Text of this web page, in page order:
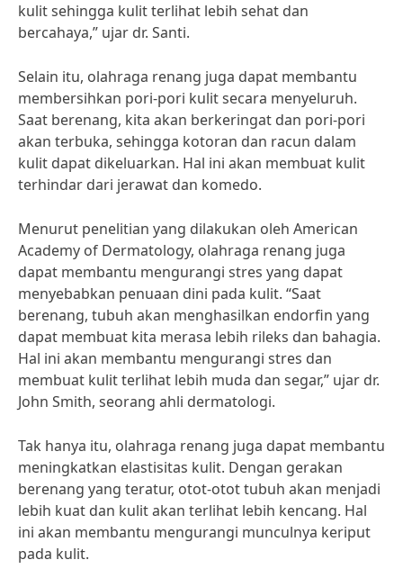
kulit sehingga kulit terlihat lebih sehat dan
bercahaya,” ujar dr. Santi.
Selain itu, olahraga renang juga dapat membantu
membersihkan pori-pori kulit secara menyeluruh.
Saat berenang, kita akan berkeringat dan pori-pori
akan terbuka, sehingga kotoran dan racun dalam
kulit dapat dikeluarkan. Hal ini akan membuat kulit
terhindar dari jerawat dan komedo.
Menurut penelitian yang dilakukan oleh American
Academy of Dermatology, olahraga renang juga
dapat membantu mengurangi stres yang dapat
menyebabkan penuaan dini pada kulit. “Saat
berenang, tubuh akan menghasilkan endorfin yang
dapat membuat kita merasa lebih rileks dan bahagia.
Hal ini akan membantu mengurangi stres dan
membuat kulit terlihat lebih muda dan segar,” ujar dr.
John Smith, seorang ahli dermatologi.
Tak hanya itu, olahraga renang juga dapat membantu
meningkatkan elastisitas kulit. Dengan gerakan
berenang yang teratur, otot-otot tubuh akan menjadi
lebih kuat dan kulit akan terlihat lebih kencang. Hal
ini akan membantu mengurangi munculnya keriput
pada kulit.